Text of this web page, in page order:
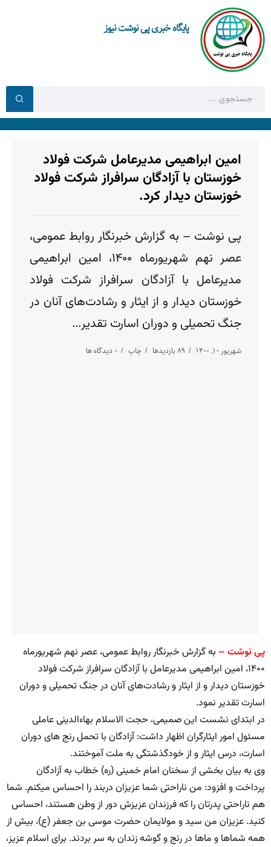
پایگاه خبری پی نوشت نیوز
امین ابراهیمی مدیرعامل شرکت فولاد
خوزستان با آزادگان سرافراز شرکت فولاد
خوزستان دیدار کرد.
پی نوشت – به گزارش خبرنگار روابط عمومی،
عصر نهم شهریورماه ۱۴۰۰، امین ابراهیمی
مدیرعامل با آزادگان سرافراز شرکت فولاد
خوزستان دیدار و از ایثار و رشادت‌های آنان در
جنگ تحمیلی و دوران اسارت تقدیر...
شهریور ۱۰, ۱۴۰۰ 89 بازدیدها چاپ 0 دیدگاه ها
پی نوشت – به گزارش خبرنگار روابط عمومی، عصر نهم شهریورماه
۱۴۰۰، امین ابراهیمی مدیرعامل با آزادگان سرافراز شرکت فولاد
خوزستان دیدار و از ایثار و رشادت‌های آنان در جنگ تحمیلی و دوران
اسارت تقدیر نمود.
در ابتدای نشست این صمیمی، حجت‌ الاسلام بهاءالدینی عاملی
مسئول امور ایثارگران اظهار داشت: آزادگان با تحمل رنج های دوران
اسارت، درس ایثار و از خودگذشتگی به ملت آموختند.
وی به بیان بخشی از سخنان امام خمینی (ره) خطاب به آزادگان
پرداخت و افزود: من ناراحتی شما عزیزان دربند را احساس می‏کنم. شما
هم ناراحتی پدرتان را که فرزندان عزیزش دور از وطن هستند، احساس
کنید. عزیزان من سید و مولایمان حضرت موسی بن جعفر (ع)، بیش از
همه شماها و ماها در رنج و گوشه زندان به سر بردند. برای اسلام عزیز،